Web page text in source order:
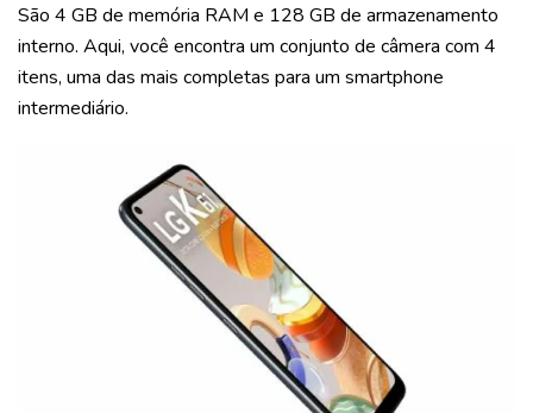
São 4 GB de memória RAM e 128 GB de armazenamento
interno. Aqui, você encontra um conjunto de câmera com 4
itens, uma das mais completas para um smartphone
intermediário.